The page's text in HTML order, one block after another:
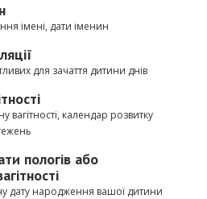
імені, дати іменин
для зачаття дитини днів
вагітності, календар розвитку
пологів або
дату народження вашої дитини